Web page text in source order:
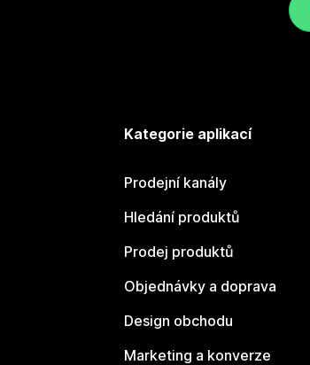
Kategorie aplikací
Prodejní kanály
Hledání produktů
Prodej produktů
Objednávky a doprava
Design obchodu
Marketing a konverze